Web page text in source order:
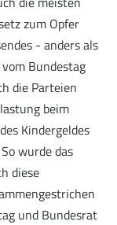
zum Opfer
- anders als
Bundestag
die Parteien
beim
Kindergeldes
wurde das
diese
und Bundesrat